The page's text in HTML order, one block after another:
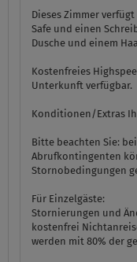
Dieses Zimmer
Safe und einen
Dusche und einem
Kostenfreies
Unterkunft verfügbar.
Konditionen/Extras
Bitte beachten Sie:
Abrufkontingenten
Stornobedingungen
Für Einzelgäste:
Stornierungen und
kostenfrei
werden mit 80% der